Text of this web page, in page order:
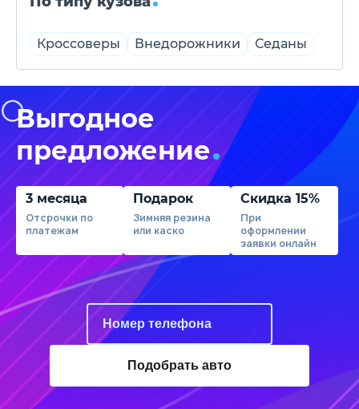
Кроссоверы Внедорожники Седаны
Выгодное
предложение
3 месяца
Отсрочки по
платежам
Подарок
Зимняя резина
или каско
Скидка 15%
При
оформлении
заявки онлайн
Подобрать авто